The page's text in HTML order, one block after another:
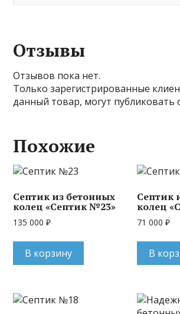
Отзывы
Отзывов пока нет.
Только зарегистрированные
данный товар, могут публиковать
Похожие
Септик из бетонных
колец «Септик №23»
135 000₽
В корзину
Септик
колец
71 000₽
В